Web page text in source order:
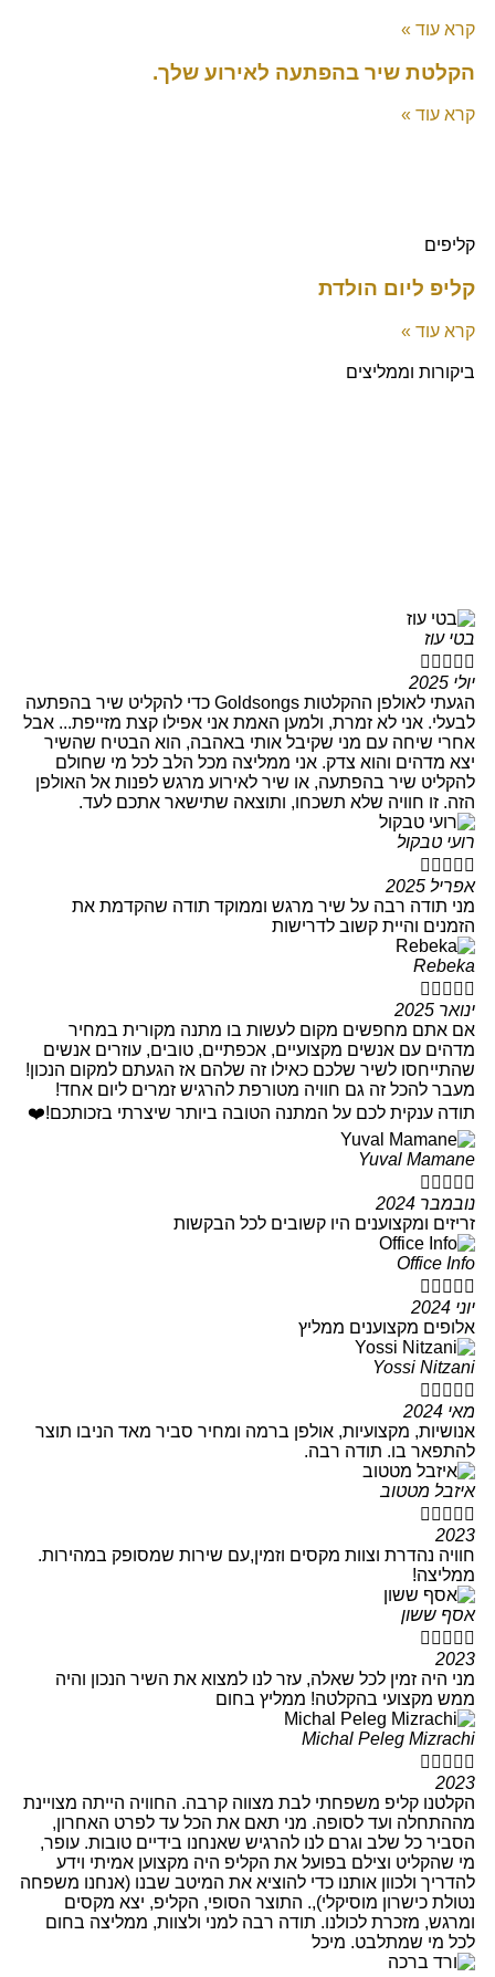
קרא עוד »
הקלטת שיר בהפתעה לאירוע שלך.
קרא עוד »
קליפים
קליפ ליום הולדת
קרא עוד »
ביקורות וממליצים
בטי עוז
    
יולי 2025
הגעתי לאולפן ההקלטות Goldsongs כדי להקליט שיר בהפתעה
לבעלי. אני לא זמרת, ולמען האמת אני אפילו קצת מזייפת... אבל
אחרי שיחה עם מני שקיבל אותי באהבה, הוא הבטיח שהשיר
יצא מדהים והוא צדק. אני ממליצה מכל הלב לכל מי שחולם
להקליט שיר בהפתעה, או שיר לאירוע מרגש לפנות אל האולפן
הזה. זו חוויה שלא תשכחו, ותוצאה שתישאר אתכם לעד.
רועי טבקול
    
אפריל 2025
מני תודה רבה על שיר מרגש וממוקד תודה שהקדמת את
הזמנים והיית קשוב לדרישות
Rebeka
    
ינואר 2025
אם אתם מחפשים מקום לעשות בו מתנה מקורית במחיר
מדהים עם אנשים מקצועיים, אכפתיים, טובים, עוזרים אנשים
שהתייחסו לשיר שלכם כאילו זה שלהם אז הגעתם למקום הנכון!
מעבר להכל זה גם חוויה מטורפת להרגיש זמרים ליום אחד!
תודה ענקית לכם על המתנה הטובה ביותר שיצרתי בזכותכם!❤️
Yuval Mamane
    
נובמבר 2024
זריזים ומקצוענים היו קשובים לכל הבקשות
Office Info
    
יוני 2024
אלופים מקצוענים ממליץ
Yossi Nitzani
    
מאי 2024
אנושיות, מקצועיות, אולפן ברמה ומחיר סביר מאד הניבו תוצר
להתפאר בו. תודה רבה.
איזבל מטטוב
    
2023
חוויה נהדרת וצוות מקסים וזמין,עם שירות שמסופק במהירות.
ממליצה!
אסף ששון
    
2023
מני היה זמין לכל שאלה, עזר לנו למצוא את השיר הנכון והיה
ממש מקצועי בהקלטה! ממליץ בחום
Michal Peleg Mizrachi
    
2023
הקלטנו קליפ משפחתי לבת מצווה קרבה. החוויה הייתה מצויינת
מההתחלה ועד לסופה. מני תאם את הכל עד לפרט האחרון,
הסביר כל שלב וגרם לנו להרגיש שאנחנו בידיים טובות. עופר,
מי שהקליט וצילם בפועל את הקליפ היה מקצוען אמיתי וידע
להדריך ולכוון אותנו כדי להוציא את המיטב שבנו (אנחנו משפחה
נטולת כישרון מוסיקלי),. התוצר הסופי, הקליפ, יצא מקסים
ומרגש, מזכרת לכולנו. תודה רבה למני ולצוות, ממליצה בחום
לכל מי שמתלבט. מיכל